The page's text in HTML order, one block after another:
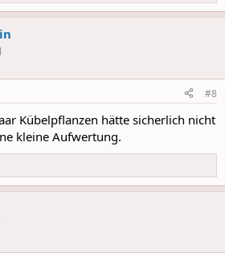
#8
Kübelpflanzen hätte sicherlich nicht
kleine Aufwertung.